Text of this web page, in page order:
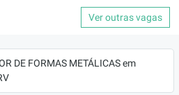
Ver outras vagas
DE FORMAS METÁLICAS em